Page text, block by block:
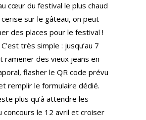
cœur du festival le plus chaud
cerise sur le gâteau, on peut
des places pour le festival !
très simple : jusqu’au 7
ramener des vieux jeans en
flasher le QR code prévu
remplir le formulaire dédié.
plus qu’à attendre les
concours le 12 avril et croiser